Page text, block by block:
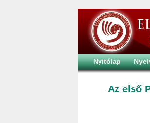
Nyitólap
Az első